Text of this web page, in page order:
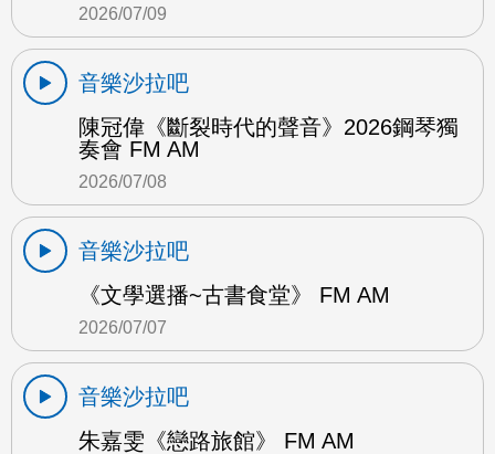
2026/07/09
音樂沙拉吧
陳冠偉《斷裂時代的聲音》2026鋼琴獨
奏會 FM AM
2026/07/08
音樂沙拉吧
《文學選播~古書食堂》 FM AM
2026/07/07
音樂沙拉吧
朱嘉雯《戀路旅館》 FM AM